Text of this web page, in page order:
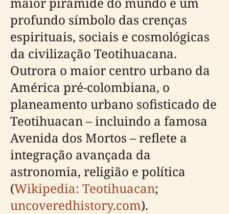
profundo símbolo das crenças
espirituais, sociais e cosmológicas
da civilização Teotihuacana.
Outrora o maior centro urbano da
América pré-colombiana, o
planeamento urbano sofisticado de
Teotihuacan – incluindo a famosa
Avenida dos Mortos – reflete a
integração avançada da
astronomia, religião e política
(Wikipedia: Teotihuacan;
uncoveredhistory.com).